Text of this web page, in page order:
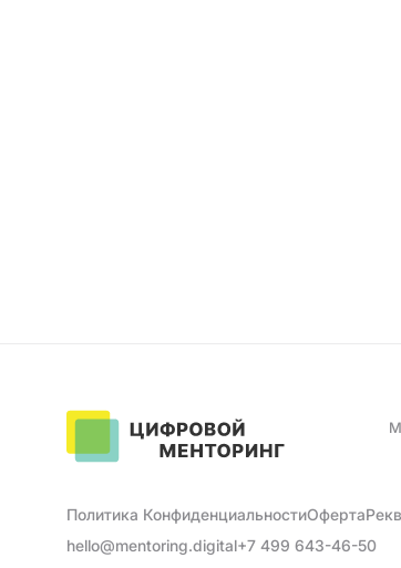
Политика КонфиденциальностиОферта
hello@mentoring.digital+7 499 643-46-50